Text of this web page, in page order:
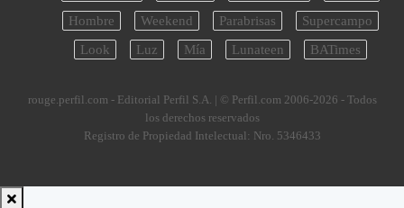
Hombre
Weekend Parabrisas
Supercampo
Look
Luz Mía Lunateen BATimes
rouge.perfil.com - Editorial Perfil S.A. | © Perfil.com 2006-2026 - Todos
los derechos reservados
Registro de Propiedad Intelectual: Nro. 5346433